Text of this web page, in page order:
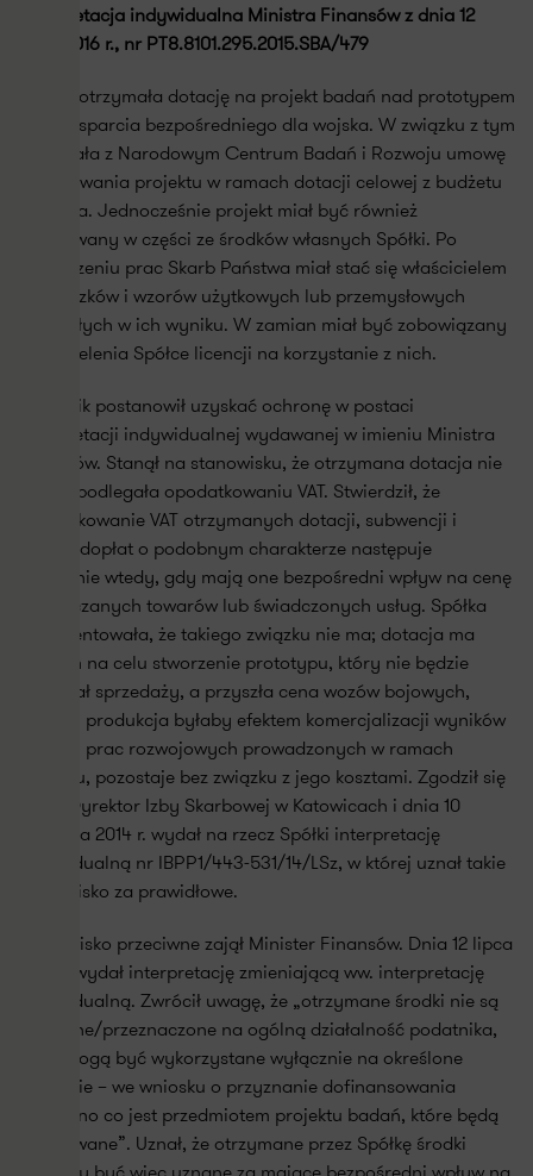
Interpretacja indywidualna Ministra Finansów z dnia 12
lipca 2016 r., nr PT8.8101.295.2015.SBA/479
Spółka otrzymała dotację na projekt badań nad prototypem
wozu wsparcia bezpośredniego dla wojska. W związku z tym
podpisała z Narodowym Centrum Badań i Rozwoju umowę
finansowania projektu w ramach dotacji celowej z budżetu
państwa. Jednocześnie projekt miał być również
realizowany w części ze środków własnych Spółki. Po
zakończeniu prac Skarb Państwa miał stać się właścicielem
wynalazków i wzorów użytkowych lub przemysłowych
powstałych w ich wyniku. W zamian miał być zobowiązany
do udzielenia Spółce licencji na korzystanie z nich.
Podatnik postanowił uzyskać ochronę w postaci
interpretacji indywidualnej wydawanej w imieniu Ministra
Finansów. Stanął na stanowisku, że otrzymana dotacja nie
będzie podlegała opodatkowaniu VAT. Stwierdził, że
opodatkowanie VAT otrzymanych dotacji, subwencji i
innych dopłat o podobnym charakterze następuje
wyłącznie wtedy, gdy mają one bezpośredni wpływ na cenę
dostarczanych towarów lub świadczonych usług. Spółka
argumentowała, że takiego związku nie ma; dotacja ma
bowiem na celu stworzenie prototypu, który nie będzie
podlegał sprzedaży, a przyszła cena wozów bojowych,
których produkcja byłaby efektem komercjalizacji wyników
badań i prac rozwojowych prowadzonych w ramach
projektu, pozostaje bez związku z jego kosztami. Zgodził się
z tym Dyrektor Izby Skarbowej w Katowicach i dnia 10
września 2014 r. wydał na rzecz Spółki interpretację
indywidualną nr IBPP1/443-531/14/LSz, w której uznał takie
stanowisko za prawidłowe.
Stanowisko przeciwne zajął Minister Finansów. Dnia 12 lipca
2016 r. wydał interpretację zmieniającą ww. interpretację
indywidualną. Zwrócił uwagę, że „otrzymane środki nie są
związane/przeznaczone na ogólną działalność podatnika,
tylko mogą być wykorzystane wyłącznie na określone
działanie – we wniosku o przyznanie dofinansowania
wskazano co jest przedmiotem projektu badań, które będą
realizowane”. Uznał, że otrzymane przez Spółkę środki